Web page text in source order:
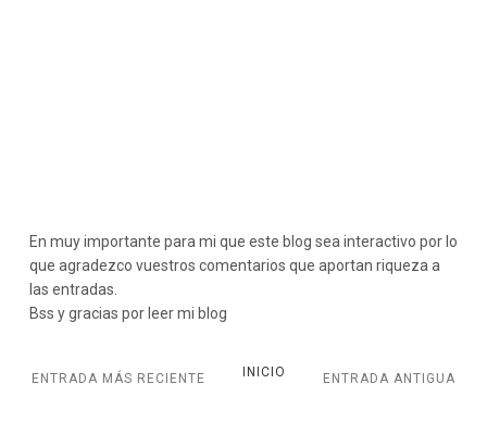
En muy importante para mi que este blog sea interactivo por lo
que agradezco vuestros comentarios que aportan riqueza a
las entradas.
Bss y gracias por leer mi blog
ENTRADA MÁS RECIENTE ENTRADA ANTIGUA
INICIO